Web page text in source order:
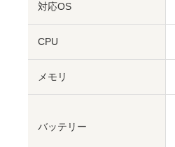
対応OS
CPU
メモリ
バッテリー